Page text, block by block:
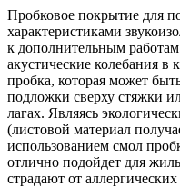
Пробковое покрытие для
характеристиками
к дополнительным
акустические колебания в
пробка, которая может
подложки сверху стяжки
лагах. Являясь
(листовой материал
использованием смол
отлично подойдет для
страдают от